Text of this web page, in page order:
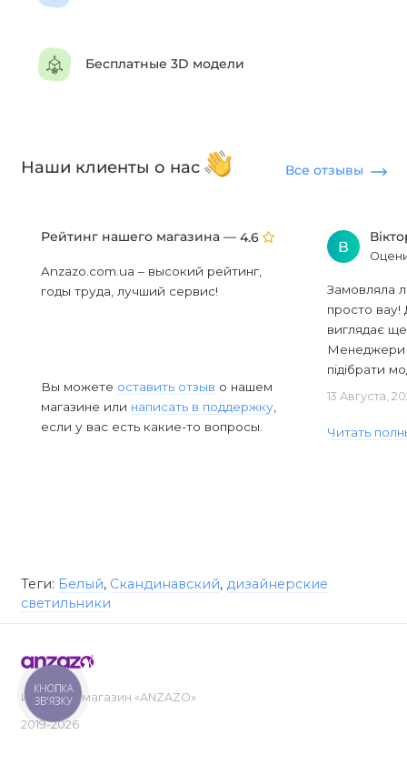
Бесплатные 3D модели
Наши клиенты о нас Все отзывы
Рейтинг нашего магазина — 4.6
Anzazo.com.ua – высокий рейтинг,
годы труда, лучший сервис!
Вы можете оставить отзыв о нашем
магазине или написать в поддержку,
если у вас есть какие-то вопросы.
В
Замовляла
просто вау!
виглядає
Менеджери
підібрати
13 Августа,
Читать
Теги: Белый, Скандинавский, дизайнерские
светильники
Интернет-магазин «ANZAZO»
2019-2026
КНОПКА
ЗВ'ЯЗКУ